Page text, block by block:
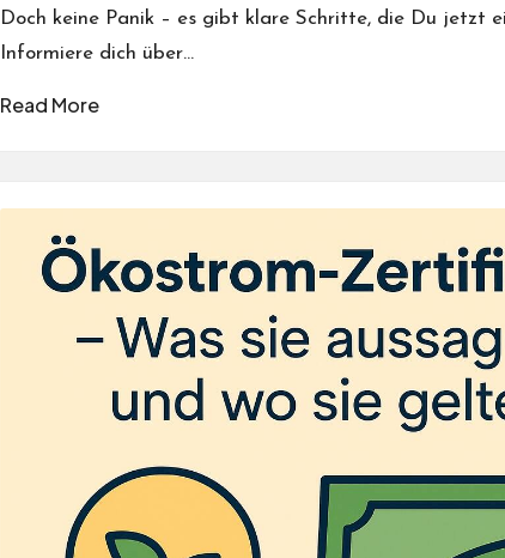
Doch keine Panik – es gibt klare Schritte, die Du jetzt
Informiere dich über…
Read More